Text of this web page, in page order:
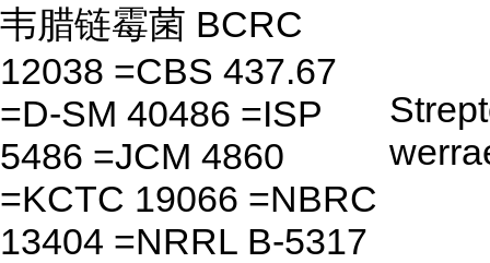
韦腊链霉菌 BCRC
12038 =CBS 437.67
=D-SM 40486 =ISP
5486 =JCM 4860
=KCTC 19066 =NBRC
13404 =NRRL B-5317